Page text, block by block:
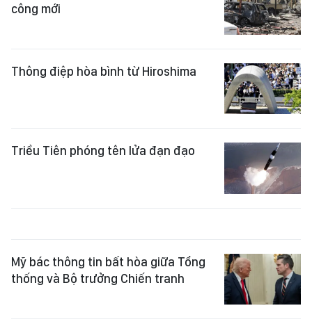
công mới
Thông điệp hòa bình từ Hiroshima
Triều Tiên phóng tên lửa đạn đạo
Mỹ bác thông tin bất hòa giữa Tổng
thống và Bộ trưởng Chiến tranh